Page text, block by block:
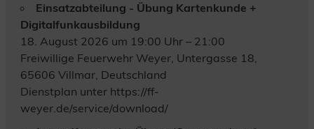
Einsatzabteilung - Übung Kartenkunde +
Digitalfunkausbildung
18. August 2026 um 19:00 Uhr – 21:00
Freiwillige Feuerwehr Weyer, Untergasse 18,
65606 Villmar, Deutschland
Dienstplan unter https://ff-
weyer.de/service/download/